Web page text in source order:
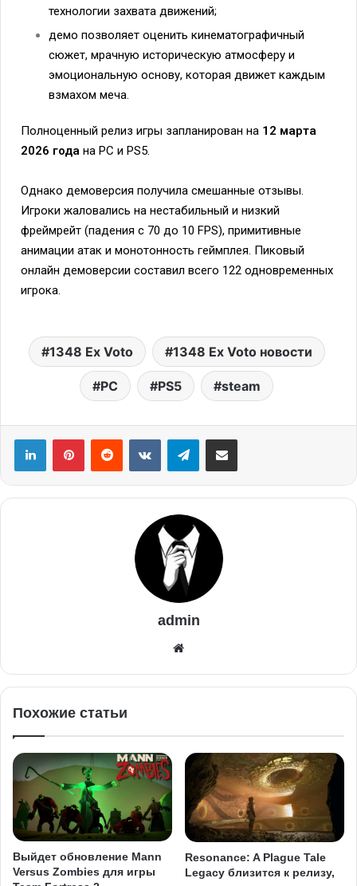
технологии захвата движений;
демо позволяет оценить кинематографичный
сюжет, мрачную историческую атмосферу и
эмоциональную основу, которая движет каждым
взмахом меча.
Полноценный релиз игры запланирован на 12 марта
2026 года на PC и PS5.
Однако демоверсия получила смешанные отзывы.
Игроки жаловались на нестабильный и низкий
фреймрейт (падения с 70 до 10 FPS), примитивные
анимации атак и монотонность геймплея. Пиковый
онлайн демоверсии составил всего 122 одновременных
игрока.
1348 Ex Voto 1348 Ex Voto новости
PC PS5 steam
admin
Похожие статьи
Выйдет обновление Mann
Versus Zombies для игры
Resonance: A Plague Tale
Legacy близится к релизу,